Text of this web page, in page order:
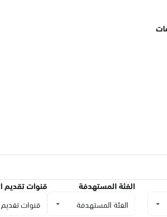
الفئة المستهدفة
الفئة المستهدفة
قنوات تقديم
قنوات